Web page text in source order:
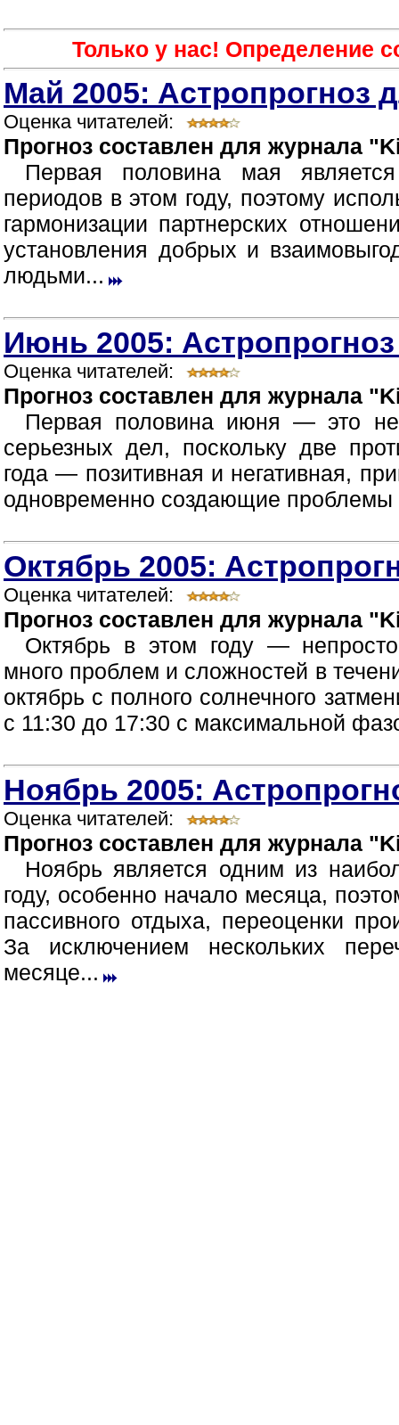
Только у нас! Определение
Май 2005: Астропрогноз
Оценка читателей:
Прогноз составлен для журнала
Первая половина мая
периодов в этом году, поэтому
гармонизации партнерских
установления добрых и
людьми...
Июнь 2005:
Оценка читателей:
Прогноз составлен для журнала
Первая половина июня — это
серьезных дел, поскольку две
года — позитивная и негативная,
одновременно создающие
Октябрь 2005:
Оценка читателей:
Прогноз составлен для журнала
Октябрь в этом году —
много проблем и сложностей в
октябрь с полного солнечного
с 11:30 до 17:30 с максимальной
Ноябрь 2005:
Оценка читателей:
Прогноз составлен для журнала
Ноябрь является одним из
году, особенно начало месяца,
пассивного отдыха, переоценки
За исключением нескольких
месяце...